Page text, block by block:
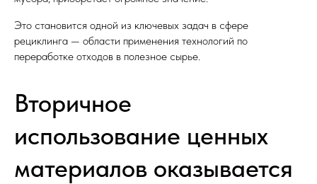
Это становится одной из ключевых задач в сфере
рециклинга — области применения технологий по
переработке отходов в полезное сырье.
Вторичное
использование ценных
материалов оказывается